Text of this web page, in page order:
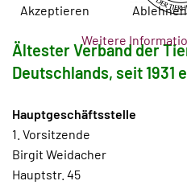
Ältester Verband der
Deutschlands, seit 1931
Hauptgeschäftsstelle
1. Vorsitzende
Birgit Weidacher
Hauptstr. 45
Akzeptieren
Ablehnen
Weitere